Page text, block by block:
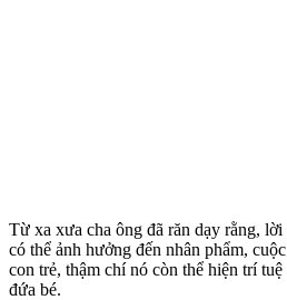
Từ xa xưa cha ông đã răn dạy rằng,
có thể ảnh hưởng đến nhân phẩm,
con trẻ, thậm chí nó còn thể hiện trí
đứa bé.